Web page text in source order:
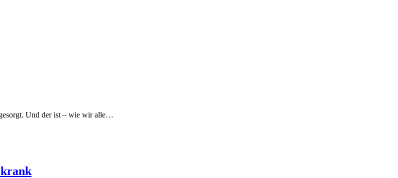
Und der ist – wie wir alle…